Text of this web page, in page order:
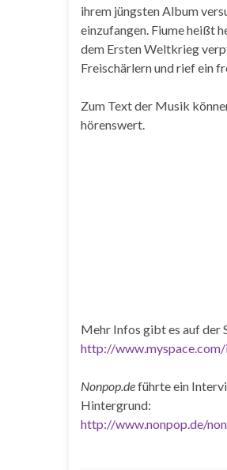
ihrem jüngsten Album
einzufangen. Fiume heißt
dem Ersten Weltkrieg
Freischärlern und rief ein
Zum Text der Musik
hörenswert.
Mehr Infos gibt es auf der
http://www.myspace.com/
Nonpop.deführte ein
Hintergrund:
http://www.nonpop.de/